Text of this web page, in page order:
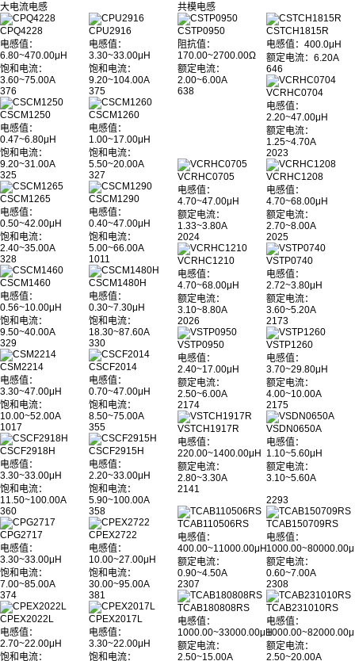
大电流电感
CPQ4228
电感值：
6.80~470.00μH
饱和电流：
3.60~75.00A
376
CPU2916
电感值：
3.30~33.00μH
饱和电流：
9.20~104.00A
375
CSCM1250
电感值：
0.47~6.80μH
饱和电流：
9.20~31.00A
325
CSCM1260
电感值：
1.00~17.00μH
饱和电流：
5.50~20.00A
327
CSCM1265
电感值：
0.50~42.00μH
饱和电流：
2.40~35.00A
328
CSCM1290
电感值：
0.40~47.00μH
饱和电流：
5.00~66.00A
1011
CSCM1460
电感值：
0.56~10.00μH
饱和电流：
9.50~40.00A
329
CSCM1480H
电感值：
0.30~7.30μH
饱和电流：
18.30~87.60A
330
CSM2214
电感值：
3.30~47.00μH
饱和电流：
10.00~52.00A
1017
CSCF2014
电感值：
0.70~47.00μH
饱和电流：
8.50~75.00A
355
CSCF2918H
电感值：
3.30~33.00μH
饱和电流：
11.50~100.00A
360
CSCF2915H
电感值：
2.20~33.00μH
饱和电流：
5.90~100.00A
358
CPG2717
电感值：
3.30~33.00μH
饱和电流：
7.00~85.00A
374
CPEX2722
电感值：
10.00~27.00μH
饱和电流：
30.00~95.00A
381
CPEX2022L
电感值：
2.70~22.00μH
饱和电流：
CPEX2017L
电感值：
3.30~22.00μH
饱和电流：
共模电感
CSTP0950
阻抗值：
170.00~2700.00Ω
额定电流：
2.00~6.00A
638
CSTCH1815R
电感值 ：400.0μH
额定电流：6.20A
646
VCRHC0704
电感值：
2.20~47.00μH
额定电流：
1.25~4.70A
2023
VCRHC0705
电感值：
4.70~47.00μH
额定电流：
1.33~3.80A
2024
VCRHC1208
电感值：
4.70~68.00μH
额定电流：
2.70~8.00A
2025
VCRHC1210
电感值：
4.70~68.00μH
额定电流：
3.10~8.80A
2026
VSTP0740
电感值：
2.72~3.80μH
额定电流：
3.60~5.20A
2173
VSTP0950
电感值：
2.40~17.00μH
额定电流：
2.50~6.00A
2174
VSTP1260
电感值：
3.70~29.80μH
额定电流：
4.00~10.00A
2175
VSTCH1917R
电感值：
220.00~1400.00μH
额定电流：
2.80~3.30A
2141
VSDN0650A
电感值：
1.10~5.60μH
额定电流：
3.10~5.60A
2293
TCAB110506RS
电感值：
400.00~11000.00μH
额定电流：
0.90~4.50A
2307
TCAB150709RS
电感值：
额定电流：
0.60~7.00A
2308
TCAB180808RS
电感值：
1000.00~33000.00μH
额定电流：
2.50~15.00A
TCAB231010RS
电感值：
额定电流：
2.50~20.00A